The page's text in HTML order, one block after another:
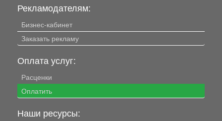
Рекламодателям:
Бизнес-кабинет
Заказать рекламу
Оплата услуг:
Расценки
Оплатить
Наши ресурсы: